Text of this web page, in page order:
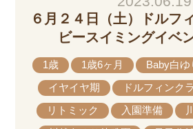
６月２４日（土）ドルフ
ビースイミングイベ
1歳 1歳6ヶ月 Baby白ゆ
イヤイヤ期
ドルフィンク
リトミック
入園準備